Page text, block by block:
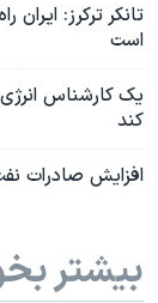
تانکر ترکرز:
است
یک کارشناس
کند
افزایش صادرات
بیشتر